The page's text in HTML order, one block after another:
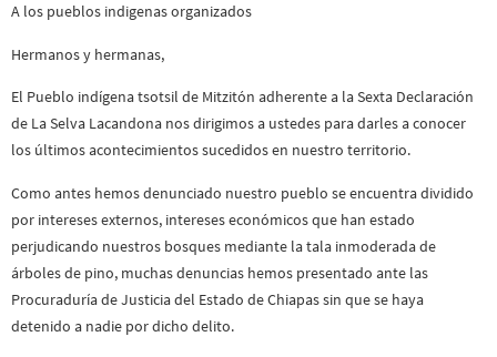
A los pueblos indigenas organizados
Hermanos y hermanas,
El Pueblo indígena tsotsil de Mitzitón adherente a la Sexta Declaración
de La Selva Lacandona nos dirigimos a ustedes para darles a conocer
los últimos acontecimientos sucedidos en nuestro territorio.
Como antes hemos denunciado nuestro pueblo se encuentra dividido
por intereses externos, intereses económicos que han estado
perjudicando nuestros bosques mediante la tala inmoderada de
árboles de pino, muchas denuncias hemos presentado ante las
Procuraduría de Justicia del Estado de Chiapas sin que se haya
detenido a nadie por dicho delito.